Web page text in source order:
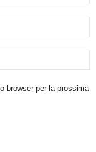
browser per la prossima